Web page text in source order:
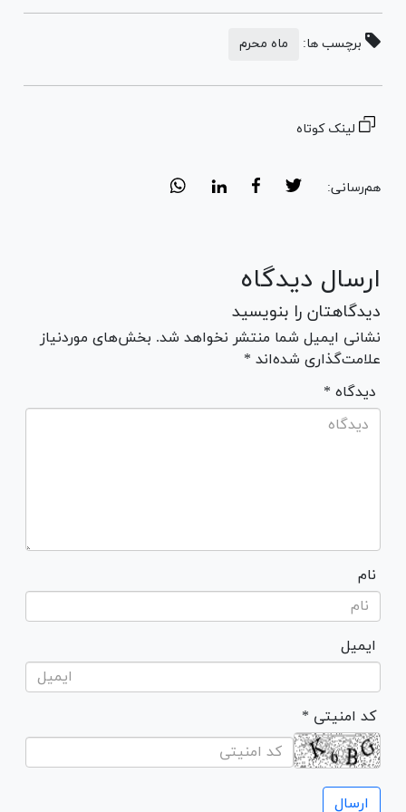
برچسب ها: ماه محرم
لینک کوتاه
هم‌رسانی:
ارسال دیدگاه
دیدگاهتان را بنویسید
نشانی ایمیل شما منتشر نخواهد شد. بخش‌های موردنیاز
علامت‌گذاری شده‌اند *
* دیدگاه
نام
ایمیل
* کد امنیتی